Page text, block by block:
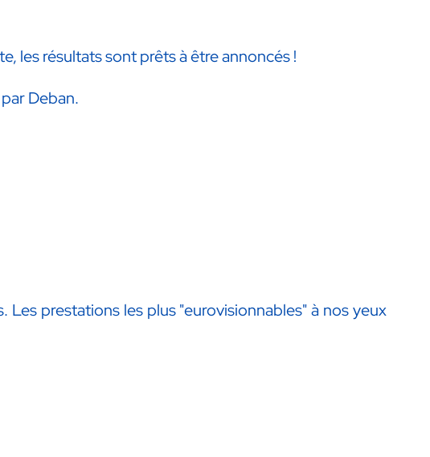
les résultats sont prêts à être annoncés !
Deban.
prestations les plus "eurovisionnables" à nos yeux